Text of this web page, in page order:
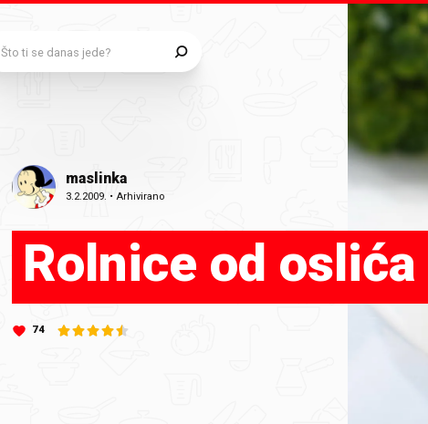
maslinka
3.2.2009. •Arhivirano
Rolnice od oslića
74
Što ti se danas jede?